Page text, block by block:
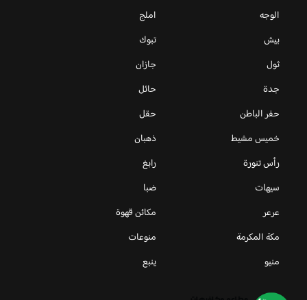
الوجه
املج
بيش
تبوك
ثول
جازان
جدة
حائل
حفر الباطن
حقل
خميس مشيط
ذهبان
رأس تنورة
رابغ
سيهات
ضبا
عرعر
مكائن قهوة
مكة المكرمة
منوعات
منيو
ينبع